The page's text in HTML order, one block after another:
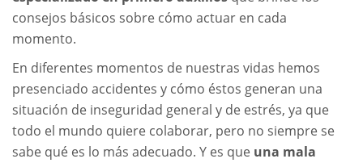
consejos básicos sobre cómo actuar en cada
momento.
En diferentes momentos de nuestras vidas hemos
presenciado accidentes y cómo éstos generan una
situación de inseguridad general y de estrés, ya que
todo el mundo quiere colaborar, pero no siempre se
sabe qué es lo más adecuado. Y es que una mala